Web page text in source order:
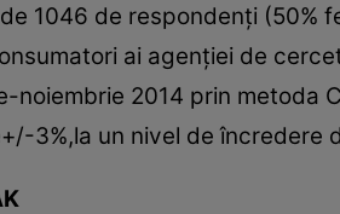
1046 de respondenţi (50%
ai agenţiei de
noiembrie 2014 prin metoda
3%,la un nivel de încredere